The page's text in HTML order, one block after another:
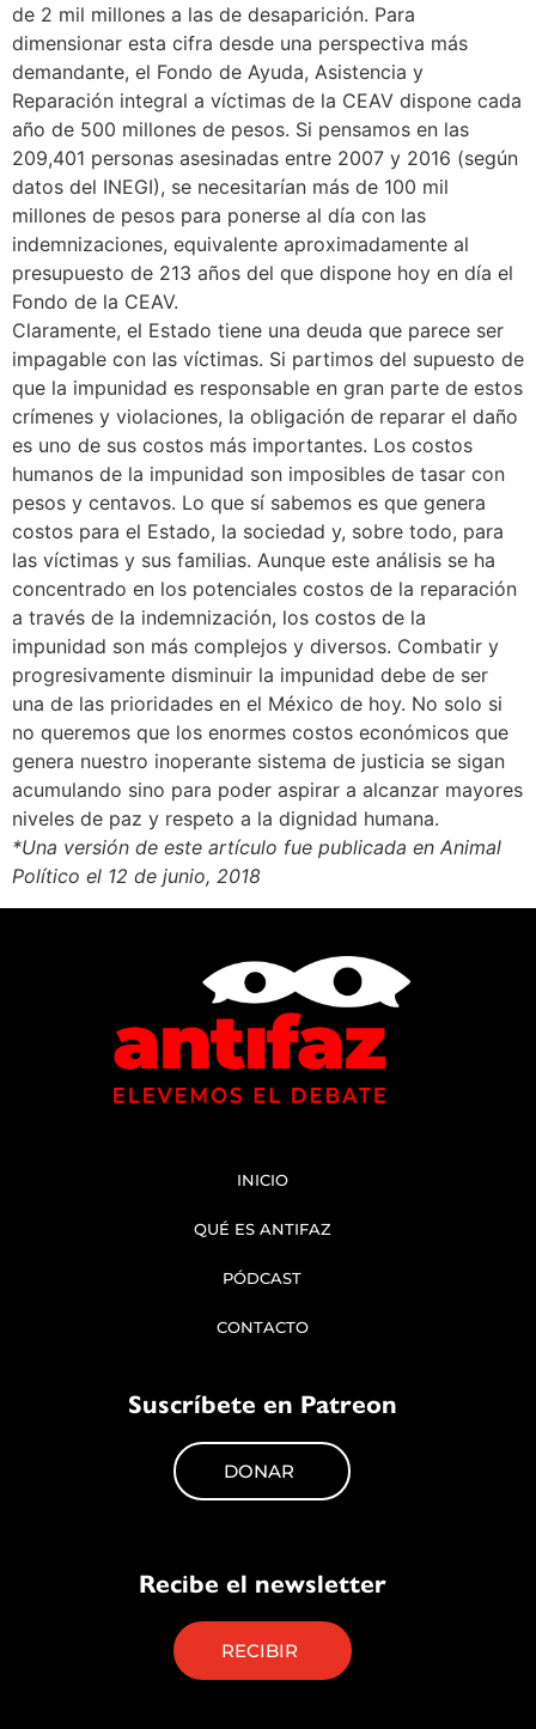
de 2 mil millones a las de desaparición. Para
dimensionar esta cifra desde una perspectiva más
demandante, el Fondo de Ayuda, Asistencia y
Reparación integral a víctimas de la CEAV dispone cada
año de 500 millones de pesos. Si pensamos en las
209,401 personas asesinadas entre 2007 y 2016 (según
datos del INEGI), se necesitarían más de 100 mil
millones de pesos para ponerse al día con las
indemnizaciones, equivalente aproximadamente al
presupuesto de 213 años del que dispone hoy en día el
Fondo de la CEAV.
Claramente, el Estado tiene una deuda que parece ser
impagable con las víctimas. Si partimos del supuesto de
que la impunidad es responsable en gran parte de estos
crímenes y violaciones, la obligación de reparar el daño
es uno de sus costos más importantes. Los costos
humanos de la impunidad son imposibles de tasar con
pesos y centavos. Lo que sí sabemos es que genera
costos para el Estado, la sociedad y, sobre todo, para
las víctimas y sus familias. Aunque este análisis se ha
concentrado en los potenciales costos de la reparación
a través de la indemnización, los costos de la
impunidad son más complejos y diversos. Combatir y
progresivamente disminuir la impunidad debe de ser
una de las prioridades en el México de hoy. No solo si
no queremos que los enormes costos económicos que
genera nuestro inoperante sistema de justicia se sigan
acumulando sino para poder aspirar a alcanzar mayores
niveles de paz y respeto a la dignidad humana.
*Una versión de este artículo fue publicada en Animal
Político el 12 de junio, 2018
INICIO
QUÉ ES ANTIFAZ
PÓDCAST
CONTACTO
Suscríbete en Patreon
DONAR
Recibe el newsletter
RECIBIR